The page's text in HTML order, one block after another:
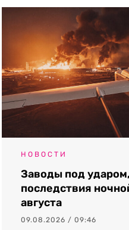
НОВОСТИ
Заводы под
последствия
августа
09.08.2026 / 09:46